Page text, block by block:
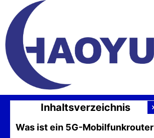
Inhalt
springen
Inhaltsverzeichnis
Was ist ein 5G-Mobilfunkrouter